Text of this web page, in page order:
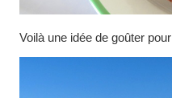
Voilà une idée de goûter